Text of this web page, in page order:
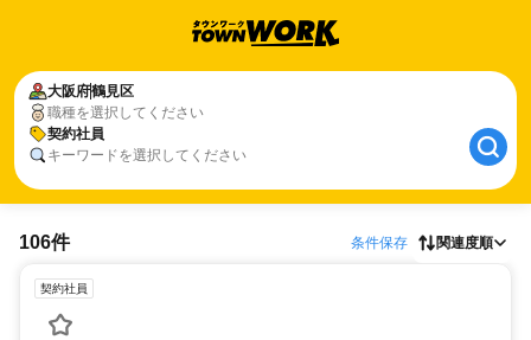
大阪府鶴見区
職種を選択してください
契約社員
キーワードを選択してください
106件 条件保存 関連度順
契約社員